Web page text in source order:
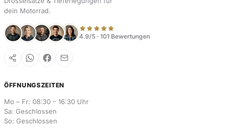
dein Motorrad.
4.9/5 · 101 Bewertungen
ÖFFNUNGSZEITEN
Mo – Fr: 08:30 – 16:30 Uhr
Sa: Geschlossen
So: Geschlossen